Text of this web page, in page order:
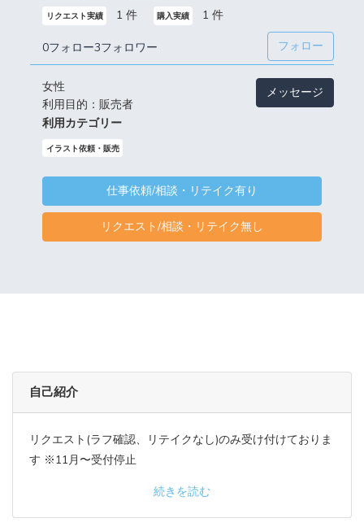
リクエスト実績 1 件 購入実績 1 件
0フォロー3フォロワー フォロー
女性
利用目的：販売者
メッセージ
利用カテゴリー
イラスト依頼・販売
仕事依頼/相談・リテイク有り
リクエスト/相談・リテイク無し
自己紹介
リクエスト(ラフ確認、リテイクなし)のみ受け付けておりま
す ※11月〜受付停止
続きを読む